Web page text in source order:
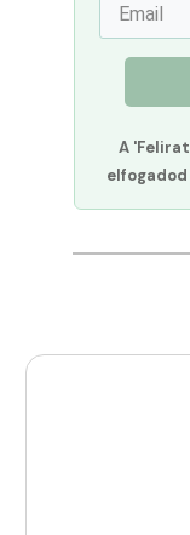
A
elfogadod